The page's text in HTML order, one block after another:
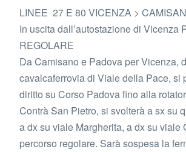
LINEE 27 E 80 VICENZA >
In uscita dall’autostazione di Vicenza
REGOLARE
Da Camisano e Padova per Vicenza,
cavalcaferrovia di Viale della Pace, si
diritto su Corso Padova fino alla
Contrà San Pietro, si svolterà a sx su
a dx su viale Margherita, a dx su viale
percorso regolare. Sarà sospesa la